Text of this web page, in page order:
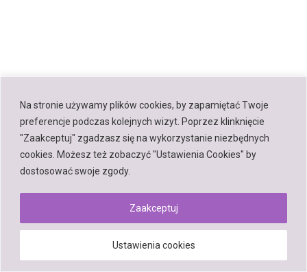
Na stronie używamy plików cookies, by zapamiętać Twoje
preferencje podczas kolejnych wizyt. Poprzez klinknięcie
"Zaakceptuj" zgadzasz się na wykorzystanie niezbędnych
cookies. Możesz też zobaczyć "Ustawienia Cookies" by
dostosować swoje zgody.
Ustawienia cookies
Zaakceptuj